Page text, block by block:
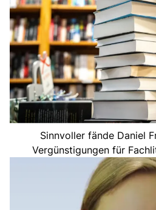
Sinnvoller fände Daniel
Vergünstigungen für